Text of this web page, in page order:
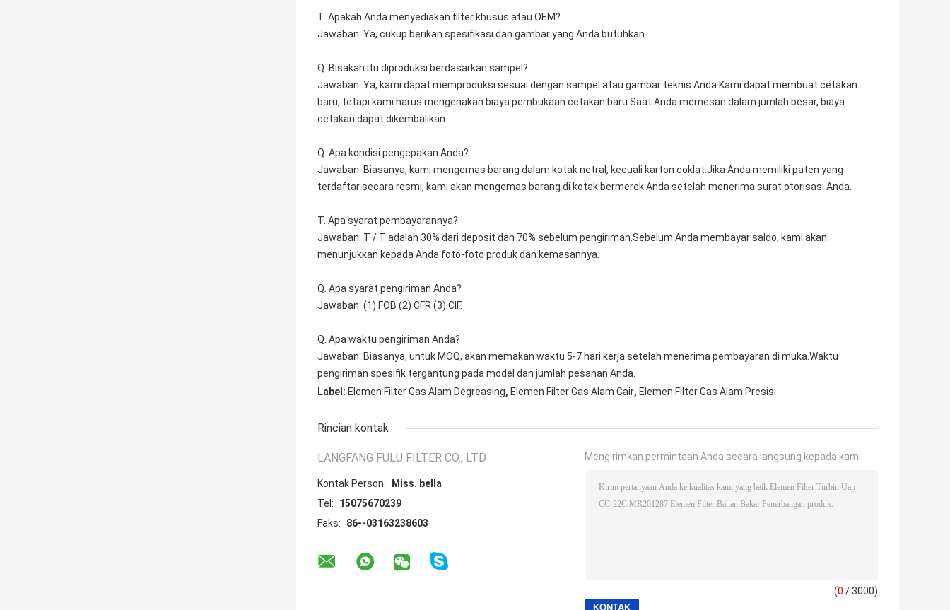
T. Apakah Anda menyediakan filter khusus atau OEM?
Jawaban: Ya, cukup berikan spesifikasi dan gambar yang Anda butuhkan.
Q. Bisakah itu diproduksi berdasarkan sampel?
Jawaban: Ya, kami dapat memproduksi sesuai dengan sampel atau gambar teknis Anda.Kami dapat membuat cetakan
baru, tetapi kami harus mengenakan biaya pembukaan cetakan baru.Saat Anda memesan dalam jumlah besar, biaya
cetakan dapat dikembalikan.
Q. Apa kondisi pengepakan Anda?
Jawaban: Biasanya, kami mengemas barang dalam kotak netral, kecuali karton coklat.Jika Anda memiliki paten yang
terdaftar secara resmi, kami akan mengemas barang di kotak bermerek Anda setelah menerima surat otorisasi Anda.
T. Apa syarat pembayarannya?
Jawaban: T / T adalah 30% dari deposit dan 70% sebelum pengiriman.Sebelum Anda membayar saldo, kami akan
menunjukkan kepada Anda foto-foto produk dan kemasannya.
Q. Apa syarat pengiriman Anda?
Jawaban: (1) FOB (2) CFR (3) CIF.
Q. Apa waktu pengiriman Anda?
Jawaban: Biasanya, untuk MOQ, akan memakan waktu 5-7 hari kerja setelah menerima pembayaran di muka.Waktu
pengiriman spesifik tergantung pada model dan jumlah pesanan Anda.
Label: Elemen Filter Gas Alam Degreasing, Elemen Filter Gas Alam Cair, Elemen Filter Gas Alam Presisi
Rincian kontak
LANGFANG FULU FILTER CO., LTD
Kontak Person:
Miss. bella
Tel:
15075670239
Faks:
86--03163238603
Mengirimkan permintaan Anda secara langsung kepada kami
(0 / 3000)